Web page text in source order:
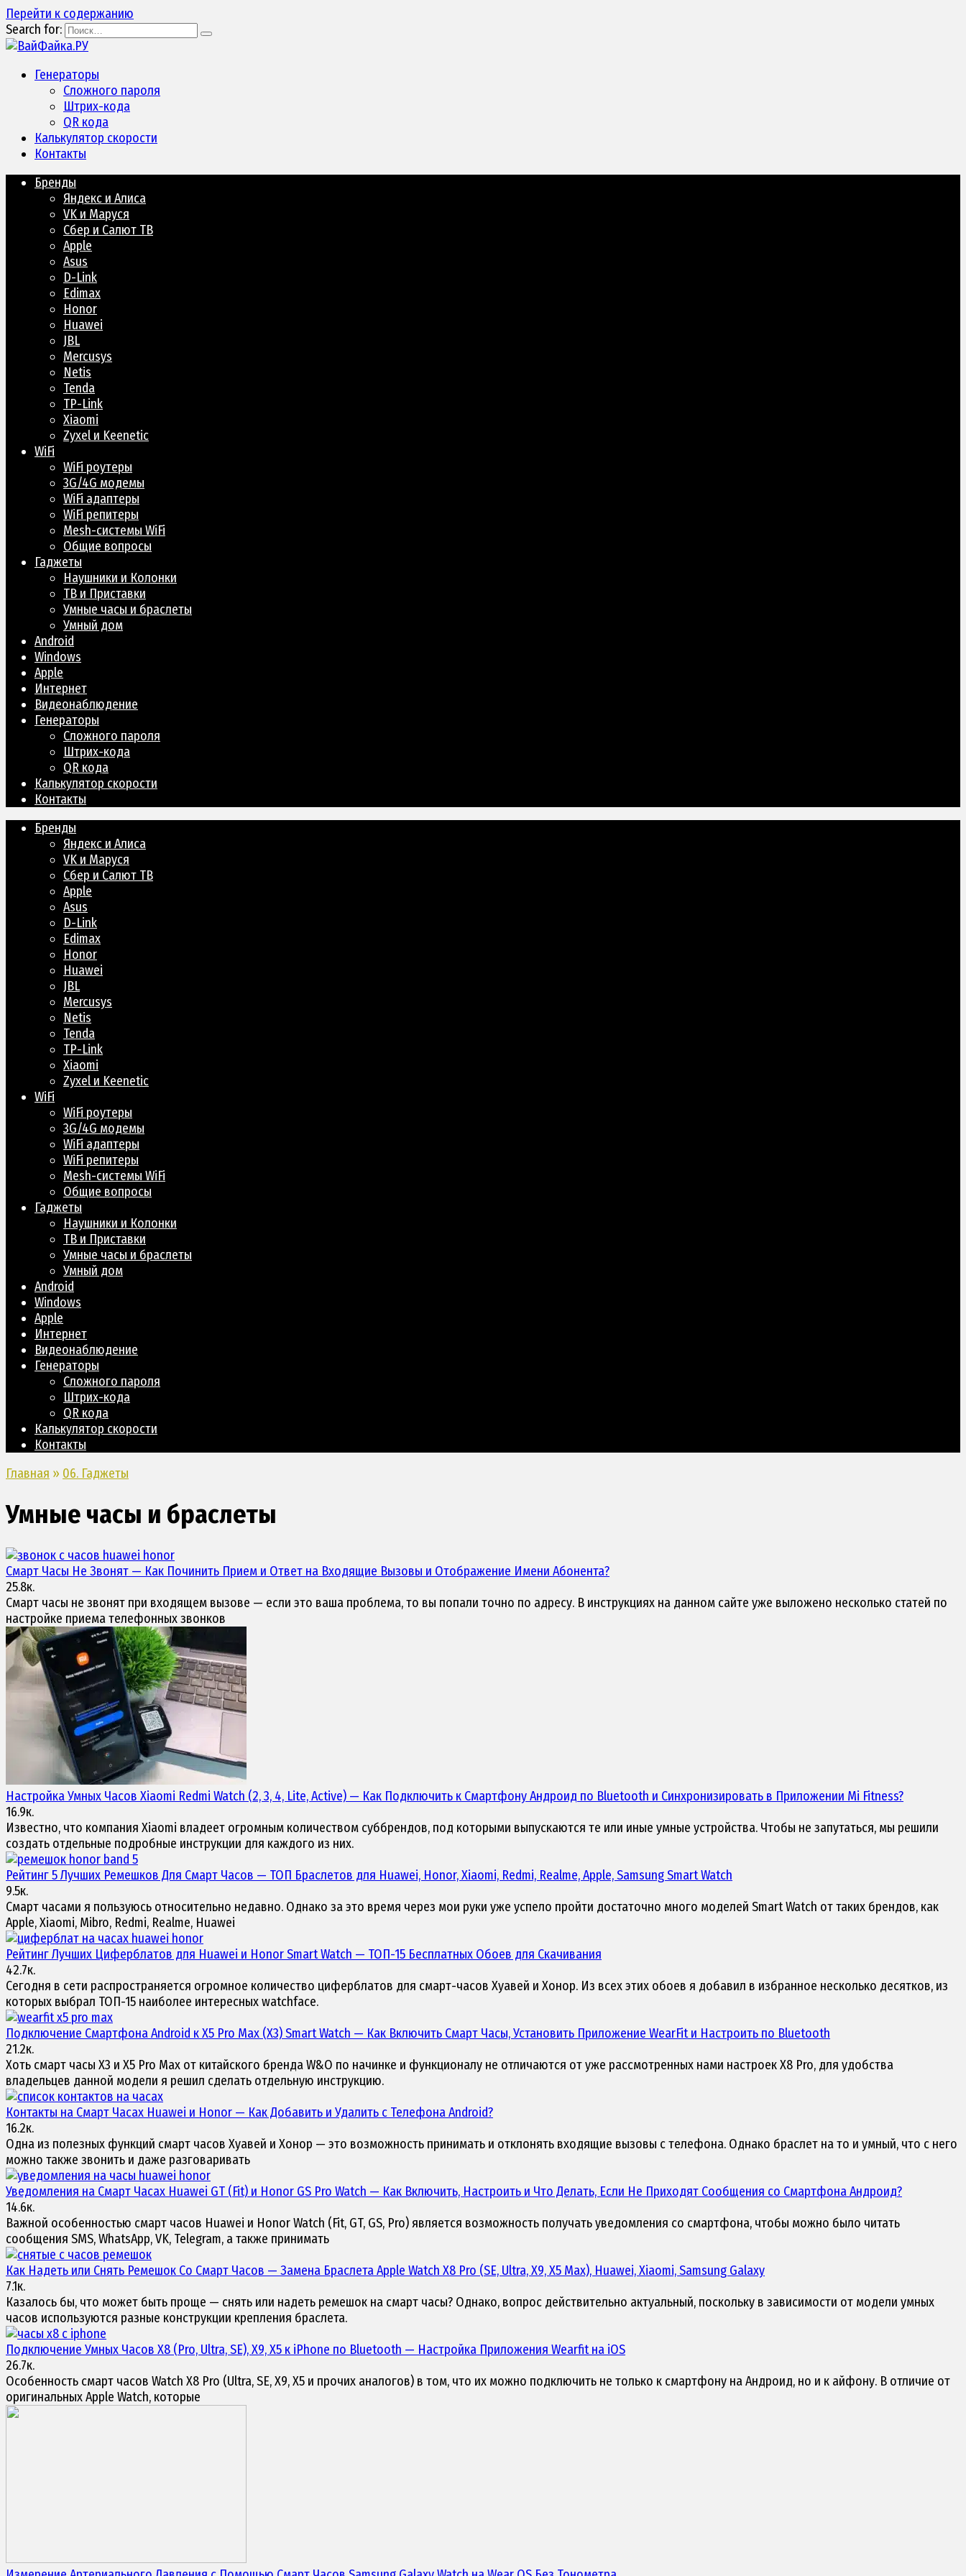
Перейти к содержанию
Search for:
Генераторы
Сложного пароля
Штрих-кода
QR кода
Калькулятор скорости
Контакты
Бренды
Яндекс и Алиса
VK и Маруся
Сбер и Салют ТВ
Apple
Asus
D-Link
Edimax
Honor
Huawei
JBL
Mercusys
Netis
Tenda
TP-Link
Xiaomi
Zyxel и Keenetic
WiFi
WiFi роутеры
3G/4G модемы
WiFi адаптеры
WiFi репитеры
Mesh-системы WiFi
Общие вопросы
Гаджеты
Наушники и Колонки
ТВ и Приставки
Умные часы и браслеты
Умный дом
Android
Windows
Apple
Интернет
Видеонаблюдение
Генераторы
Сложного пароля
Штрих-кода
QR кода
Калькулятор скорости
Контакты
Бренды
Яндекс и Алиса
VK и Маруся
Сбер и Салют ТВ
Apple
Asus
D-Link
Edimax
Honor
Huawei
JBL
Mercusys
Netis
Tenda
TP-Link
Xiaomi
Zyxel и Keenetic
WiFi
WiFi роутеры
3G/4G модемы
WiFi адаптеры
WiFi репитеры
Mesh-системы WiFi
Общие вопросы
Гаджеты
Наушники и Колонки
ТВ и Приставки
Умные часы и браслеты
Умный дом
Android
Windows
Apple
Интернет
Видеонаблюдение
Генераторы
Сложного пароля
Штрих-кода
QR кода
Калькулятор скорости
Контакты
Главная » 06. Гаджеты
Умные часы и браслеты
Смарт Часы Не Звонят — Как Починить Прием и Ответ на Входящие Вызовы и Отображение Имени Абонента?
25.8к.
Смарт часы не звонят при входящем вызове — если это ваша проблема, то вы попали точно по адресу. В инструкциях на данном сайте уже выложено несколько статей по
настройке приема телефонных звонков
Настройка Умных Часов Xiaomi Redmi Watch (2, 3, 4, Lite, Active) — Как Подключить к Смартфону Андроид по Bluetooth и Синхронизировать в Приложении Mi Fitness?
16.9к.
Известно, что компания Xiaomi владеет огромным количеством суббрендов, под которыми выпускаются те или иные умные устройства. Чтобы не запутаться, мы решили
создать отдельные подробные инструкции для каждого из них.
Рейтинг 5 Лучших Ремешков Для Смарт Часов — ТОП Браслетов для Huawei, Honor, Xiaomi, Redmi, Realme, Apple, Samsung Smart Watch
9.5к.
Смарт часами я пользуюсь относительно недавно. Однако за это время через мои руки уже успело пройти достаточно много моделей Smart Watch от таких брендов, как
Apple, Xiaomi, Mibro, Redmi, Realme, Huawei
Рейтинг Лучших Циферблатов для Huawei и Honor Smart Watch — ТОП-15 Бесплатных Обоев для Скачивания
42.7к.
Сегодня в сети распространяется огромное количество циферблатов для смарт-часов Хуавей и Хонор. Из всех этих обоев я добавил в избранное несколько десятков, из
которых выбрал ТОП-15 наиболее интересных watchface.
Подключение Смартфона Android кX5 Pro Max (X3) Smart Watch — Как Включить Смарт Часы, Установить Приложение WearFit и Настроить по Bluetooth
21.2к.
Хоть смарт часы X3 и X5 Pro Max от китайского бренда W&O по начинке и функционалу не отличаются от уже рассмотренных нами настроек X8 Pro, для удобства
владельцев данной модели я решил сделать отдельную инструкцию.
Контакты на Смарт Часах Huawei и Honor — Как Добавить и Удалить с Телефона Android?
16.2к.
Одна из полезных функций смарт часов Хуавей и Хонор — это возможность принимать и отклонять входящие вызовы с телефона. Однако браслет на то и умный, что с него
можно также звонить и даже разговаривать
Уведомления на Смарт Часах Huawei GT (Fit) и Honor GS Pro Watch — Как Включить, Настроить и Что Делать, Если Не Приходят Сообщения со Смартфона Андроид?
14.6к.
Важной особенностью смарт часов Huawei и Honor Watch (Fit, GT, GS, Pro) является возможность получать уведомления со смартфона, чтобы можно было читать
сообщения SMS, WhatsApp, VK, Telegram, а также принимать
Как Надеть или Снять Ремешок Со Смарт Часов — Замена Браслета Apple Watch X8 Pro (SE, Ultra, X9, X5 Max), Huawei, Xiaomi, Samsung Galaxy
7.1к.
Казалось бы, что может быть проще — снять или надеть ремешок на смарт часы? Однако, вопрос действительно актуальный, поскольку в зависимости от модели умных
часов используются разные конструкции крепления браслета.
Подключение Умных Часов X8 (Pro, Ultra, SE), X9, X5 к iPhone по Bluetooth — Настройка Приложения Wearfit на iOS
26.7к.
Особенность смарт часов Watch X8 Pro (Ultra, SE, X9, X5 и прочих аналогов) в том, что их можно подключить не только к смартфону на Андроид, но и к айфону. В отличие от
оригинальных Apple Watch, которые